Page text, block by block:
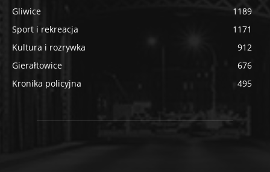
Gliwice
1189
Sport i rekreacja
1171
Kultura i rozrywka
912
Gierałtowice
676
Kronika policyjna
495